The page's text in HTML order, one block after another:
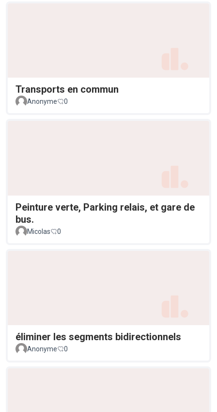
Transports en commun
Anonyme 0
Peinture verte, Parking relais, et gare de
bus.
Micolas 0
éliminer les segments bidirectionnels
Anonyme 0